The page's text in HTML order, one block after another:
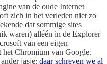
van de oude Internet
zich in het verleden niet zo
dat sommige sites
waren) alléén in de Explorer
van een eigen
het Chromium van Google.
jasje; daar schreven we al